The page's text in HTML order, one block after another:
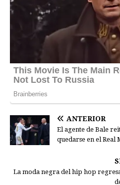
ANTERIOR
El agente de Bale
quedarse en el Real
La moda negra del hip hop